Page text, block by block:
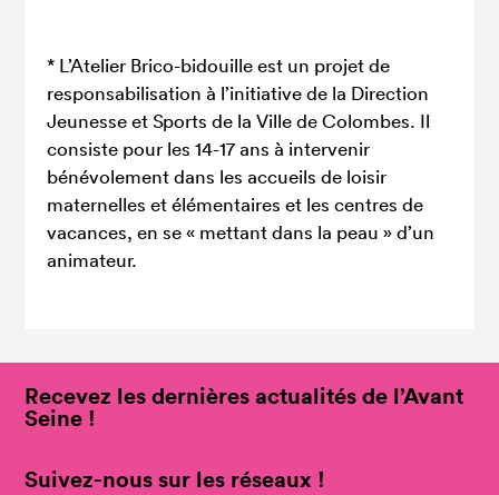
* L’Atelier Brico-bidouille est un projet de
responsabilisation à l’initiative de la Direction
Jeunesse et Sports de la Ville de Colombes. Il
consiste pour les 14-17 ans à intervenir
bénévolement dans les accueils de loisir
maternelles et élémentaires et les centres de
vacances, en se « mettant dans la peau » d’un
animateur.
Recevez les dernières actualités de l’Avant
Seine !
Suivez-nous sur les réseaux !